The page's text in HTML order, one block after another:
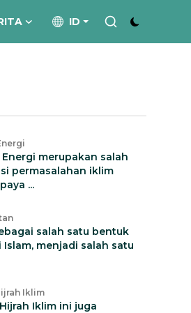
ID
Energi merupakan salah
permasalahan iklim
...
salah satu bentuk
menjadi salah satu
Iklim
Iklim ini juga